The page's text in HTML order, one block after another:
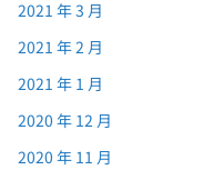
2021 年 3 月
2021 年 2 月
2021 年 1 月
2020 年 12 月
2020 年 11 月